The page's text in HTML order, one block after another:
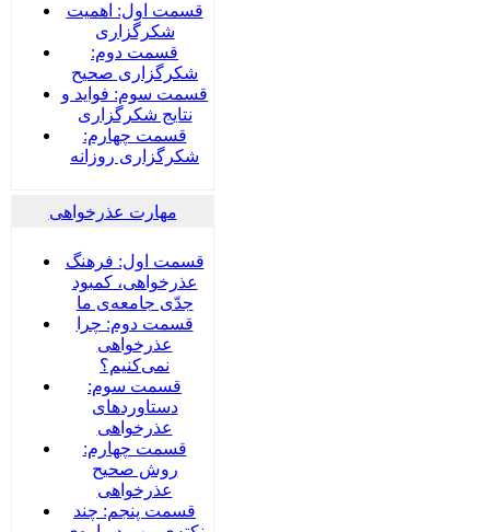
قسمت اول: اهمیت
شکرگزاری
قسمت دوم:
شکرگزاری صحیح
قسمت سوم: فواید و
نتایج شکرگزاری
قسمت چهارم:
شکرگزاری روزانه
مهارت عذرخواهی
قسمت اول: فرهنگ
عذرخواهی، کمبود
جدّی جامعه‌ی ما
قسمت دوم: چرا
عذرخواهی
نمی‌کنیم؟
قسمت سوم:
دستاوردهای
عذرخواهی
قسمت چهارم:
روش صحیح
عذرخواهی
قسمت پنجم: چند